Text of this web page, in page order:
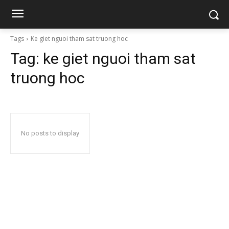
Tags Ke giet nguoi tham sat truong hoc
Tag: ke giet nguoi tham sat
truong hoc
No posts to display